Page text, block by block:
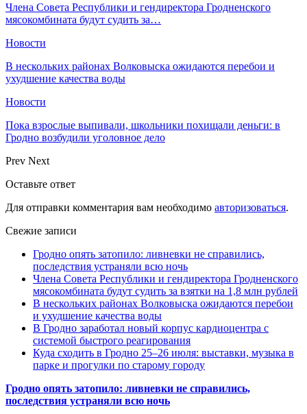
Члена Совета Республики и гендиректора Гродненского
мясокомбината будут судить за…
Новости
В нескольких районах Волковыска ожидаются перебои и
ухудшение качества воды
Новости
Пока взрослые выпивали, школьники похищали деньги: в
Гродно возбудили уголовное дело
Prev Next
Оставьте ответ
Для отправки комментария вам необходимо авторизоваться.
Свежие записи
Гродно опять затопило: ливневки не справились,
последствия устраняли всю ночь
Члена Совета Республики и гендиректора Гродненского
мясокомбината будут судить за взятки на 1,8 млн рублей
В нескольких районах Волковыска ожидаются перебои
и ухудшение качества воды
В Гродно заработал новый корпус кардиоцентра с
системой быстрого реагирования
Куда сходить в Гродно 25–26 июля: выставки, музыка в
парке и прогулки по старому городу
Гродно опять затопило: ливневки не справились,
последствия устраняли всю ночь